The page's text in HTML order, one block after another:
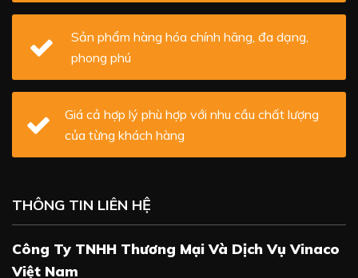
Sản phẩm hàng hóa chính hãng, đa dạng,
phong phú
Giá cả hợp lý phù hợp với nhu cầu chất lượng
của từng khách hàng
THÔNG TIN LIÊN HỆ
Công Ty TNHH Thương Mại Và Dịch Vụ Vinaco
Việt Nam